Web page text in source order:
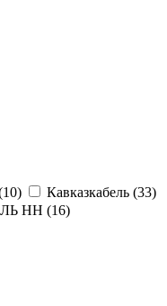
10) Кавказкабель (33)
НН (16)